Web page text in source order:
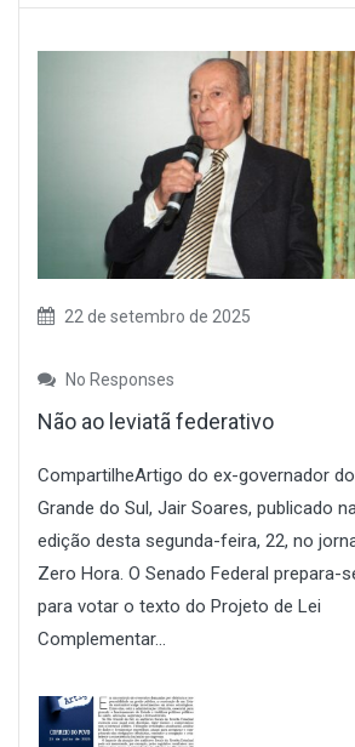
22 de setembro de 2025
No Responses
Não ao leviatã federativo
CompartilheArtigo do ex-governador
Grande do Sul, Jair Soares, publicado
edição desta segunda-feira, 22, no
Zero Hora. O Senado Federal prepara-
para votar o texto do Projeto de Lei
Complementar...